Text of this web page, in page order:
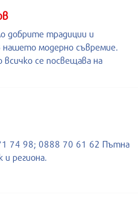
добрите традиции и
нашето модерно съвремие.
всичко се посвещава на
74 98; 0888 70 61 62 Пътна
региона.